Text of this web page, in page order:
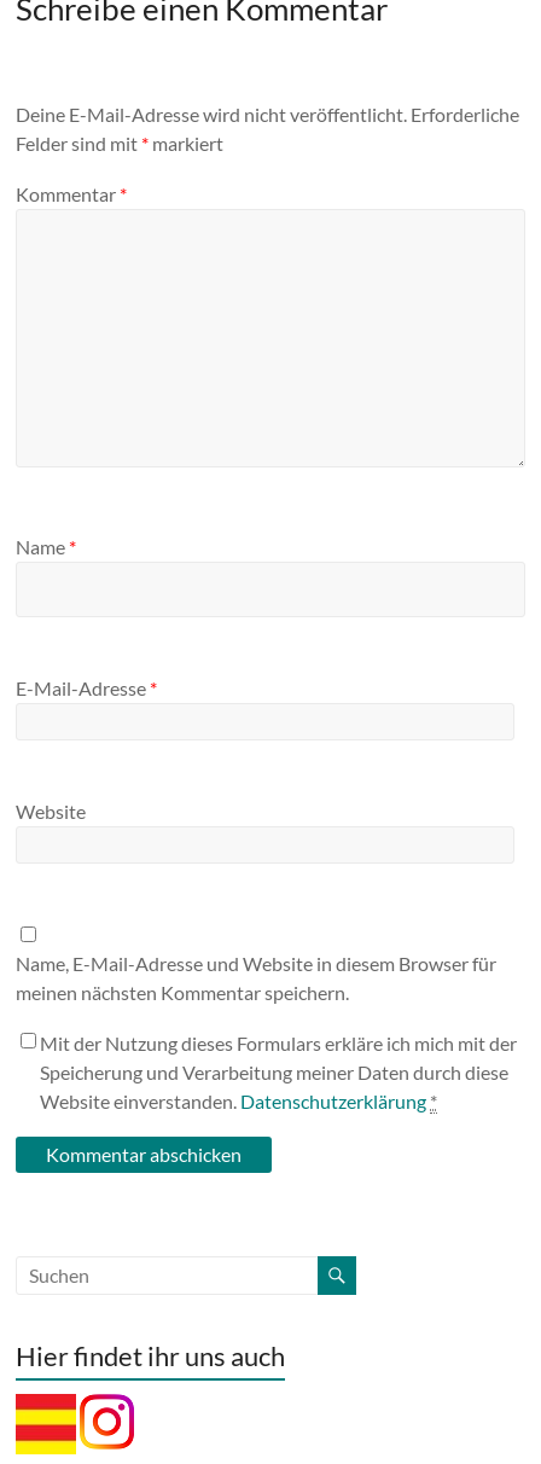
Schreibe einen Kommentar
Deine E-Mail-Adresse wird nicht veröffentlicht. Erforderliche
Felder sind mit * markiert
Kommentar *
Name *
E-Mail-Adresse *
Website
Name, E-Mail-Adresse und Website in diesem Browser für
meinen nächsten Kommentar speichern.
Mit der Nutzung dieses Formulars erkläre ich mich mit der
Speicherung und Verarbeitung meiner Daten durch diese
Website einverstanden. Datenschutzerklärung *
Hier findet ihr uns auch